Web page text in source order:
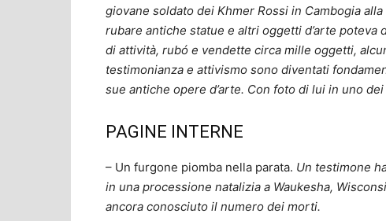
giovane soldato dei Khmer Rossi in Cambogia
rubare antiche statue e altri oggetti d’arte
di attività, rubó e vendette circa mille oggetti,
testimonianza e attivismo sono diventati
sue antiche opere d’arte. Con foto di lui in uno
PAGINE INTERNE
– Un furgone piomba nella parata. Un testimone
in una processione natalizia a Waukesha,
ancora conosciuto il numero dei morti.